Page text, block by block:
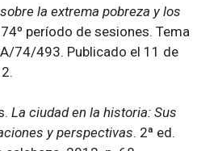
la extrema pobreza y los
período de sesiones. Tema
74/493. Publicado el 11 de
La ciudad en la historia: Sus
y perspectivas. 2ª ed.